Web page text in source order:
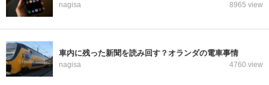
nagisa 8965 view
車内に残った新聞を読み回す？オランダの電車事情
nagisa 4760 view